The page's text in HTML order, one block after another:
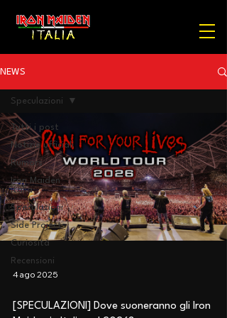
NEWS
Tutti i post
Notizie ufficiali
Rumors
Iron Maiden
Italia
Speculazioni
Side Projects
Curiosità
Recensioni
Speculazioni
4 ago 2025
[SPECULAZIONI] Dove suoneranno gli Iron